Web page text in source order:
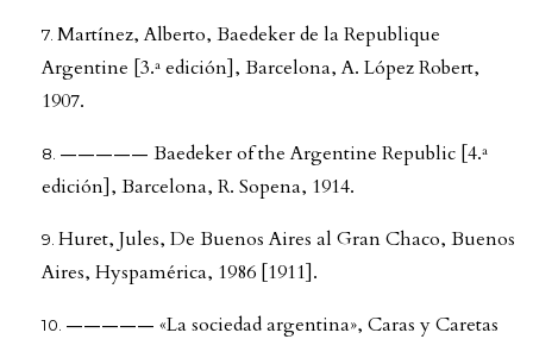
Martínez, Alberto, Baedeker de la Republique
Argentine [3.ª edición], Barcelona, A. López Robert,
1907.
————— Baedeker of the Argentine Republic [4.ª
edición], Barcelona, R. Sopena, 1914.
Huret, Jules, De Buenos Aires al Gran Chaco, Buenos
Aires, Hyspamérica, 1986 [1911].
————— «La sociedad argentina», Caras y Caretas